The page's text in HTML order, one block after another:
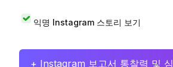
익명 Instagram 스토리 보기
+ Instagram 보고서 통찰력 및